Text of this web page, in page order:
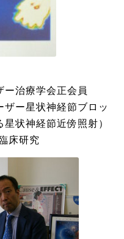
ー治療学会正会員
ザー星状神経節ブロッ
状神経節近傍照射）
床研究